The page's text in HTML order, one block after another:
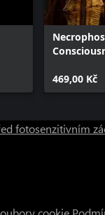
469,00 Kč
fotosenzitivním